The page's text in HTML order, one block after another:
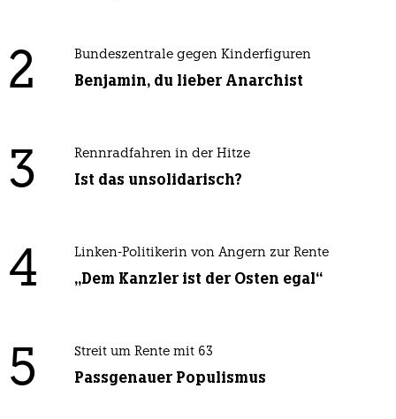
2 Bundeszentrale gegen Kinderfiguren
Benjamin, du lieber Anarchist
3 Rennradfahren in der Hitze
Ist das unsolidarisch?
4 Linken-Politikerin von Angern zur Rente
„Dem Kanzler ist der Osten egal“
5 Streit um Rente mit 63
Passgenauer Populismus